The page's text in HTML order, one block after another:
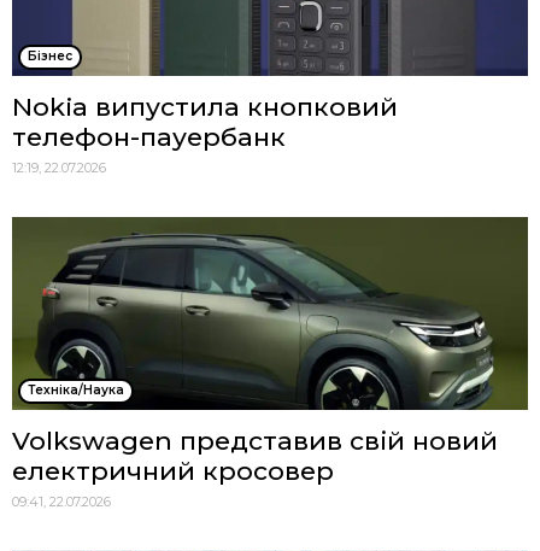
Бізнес
Nokia випустила кнопковий
телефон-пауербанк
12:19, 22.07.2026
Техніка/Наука
Volkswagen представив свій новий
електричний кросовер
09:41, 22.07.2026